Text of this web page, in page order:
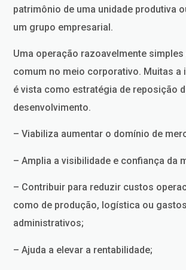
patrimônio de uma unidade produtiva
um grupo empresarial.
Uma operação razoavelmente simples
comum no meio corporativo. Muitas a
é vista como estratégia de reposição
desenvolvimento.
– Viabiliza aumentar o domínio de
– Amplia a visibilidade e confiança da
– Contribuir para reduzir custos
como de produção, logística ou gastos
administrativos;
– Ajuda a elevar a rentabilidade;